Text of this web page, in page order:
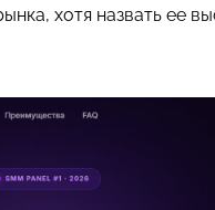
хотя назвать ее